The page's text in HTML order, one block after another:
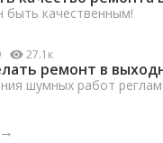
быть качественным!
27.1к
ремонт в
шумных работ